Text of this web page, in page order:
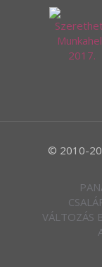
© 2010-
VÁLTOZÁS